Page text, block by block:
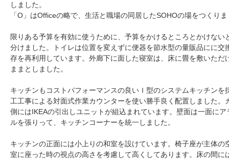
新着情報
コラム
プレスリリース
ちくらの会
セミナー・
太田陽子の何でもノート
しました。
「O」はOfficeの略で、生活と職場の同居したSOHOの場をつくり
限りある予算を有効に使うために、予算をかけるところとかけない
分けました。トイレは位置を変えずに便器を節水型の量販品にに交
存を再利用しています。外廊下に面した寝室は、床に畳を敷いただ
ままとしました。
キッチンもコストパフォーマンスの良いＩ型のシステムキッチンを
工工事による対面式作業カウンターを使い勝手良く配置しました。
側にはIKEAの引出しユニットが組込まれています。壁面は一面にア
ルを張りって、キッチンコーナーを統一しました。
キッチンの正面には小上りの和室を設けています。椅子座が主体の
室に座った時の視点の高さを考慮して高くしてあります。床の間に